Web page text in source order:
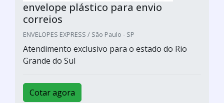
envelope plástico para envio
correios
ENVELOPES EXPRESS / São Paulo - SP
Atendimento exclusivo para o estado do Rio
Grande do Sul
Cotar agora